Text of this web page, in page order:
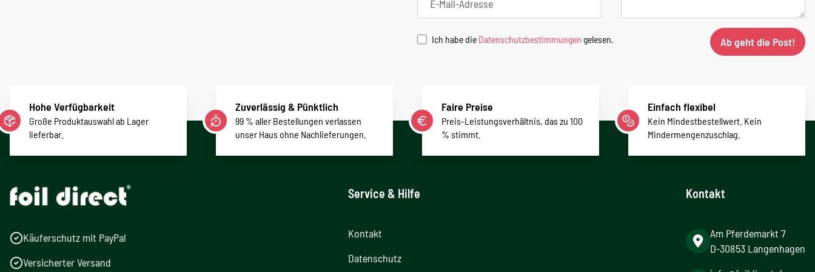
Ich habe die Datenschutzbestimmungen gelesen. Ab geht die Post!
Hohe Verfügbarkeit
Große Produktauswahl ab Lager
lieferbar.
Zuverlässig & Pünktlich
99 % aller Bestellungen verlassen
unser Haus ohne Nachlieferungen.
Faire Preise
Preis-Leistungsverhältnis, das zu 100
% stimmt.
Einfach flexibel
Kein Mindestbestellwert. Kein
Mindermengenzuschlag.
Käuferschutz mit PayPal
Versicherter Versand
Service & Hilfe
Kontakt
Datenschutz
Kontakt
Am Pferdemarkt 7
D-30853 Langenhagen